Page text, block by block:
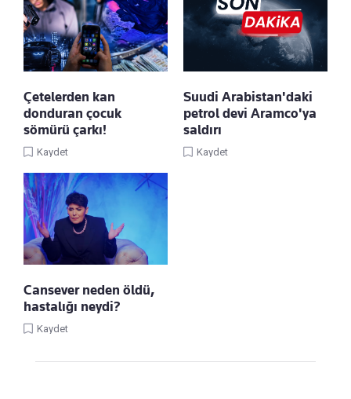
Çetelerden kan
donduran çocuk
sömürü çarkı!
Kaydet
Suudi Arabistan'daki
petrol devi Aramco'ya
saldırı
Kaydet
Cansever neden öldü,
hastalığı neydi?
Kaydet